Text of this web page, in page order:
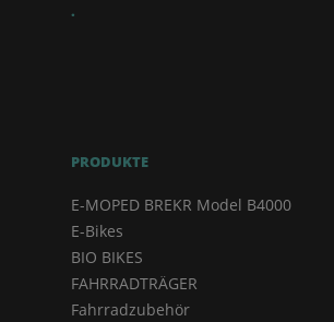
.
PRODUKTE
E-MOPED BREKR Model B4000
E-Bikes
BIO BIKES
FAHRRADTRÄGER
Fahrradzubehör